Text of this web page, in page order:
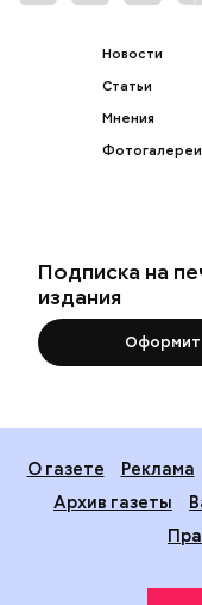
Новости
Статьи
Мнения
Фотогалереи
Подписка на
издания
О газете Реклама
Архив газеты